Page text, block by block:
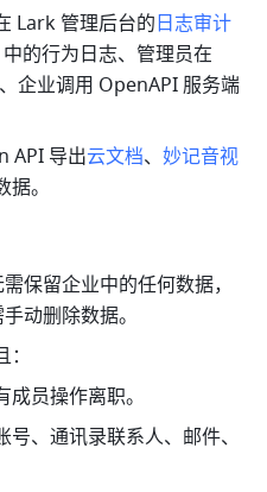
Lark 管理后台的日志审计
的行为日志、管理员在
企业调用 OpenAPI 服务端
API 导出云文档、妙记音视
据。
保留企业中的任何数据，
动删除数据。
员操作离职。
、通讯录联系人、邮件、